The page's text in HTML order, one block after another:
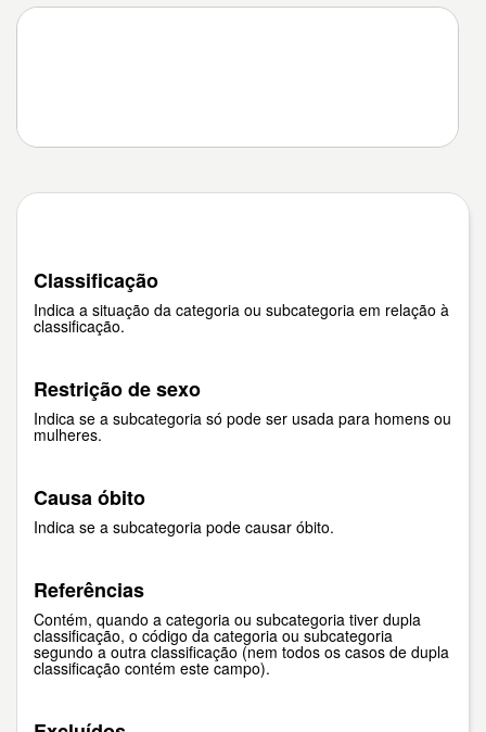
Classificação
Indica a situação da categoria ou subcategoria em relação à
classificação.
Restrição de sexo
Indica se a subcategoria só pode ser usada para homens ou
mulheres.
Causa óbito
Indica se a subcategoria pode causar óbito.
Referências
Contém, quando a categoria ou subcategoria tiver dupla
classificação, o código da categoria ou subcategoria
segundo a outra classificação (nem todos os casos de dupla
classificação contém este campo).